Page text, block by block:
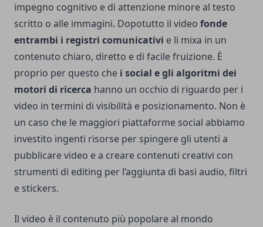
impegno cognitivo e di attenzione minore al testo
scritto o alle immagini. Dopotutto il video fonde
entrambi i registri comunicativi e li mixa in un
contenuto chiaro, diretto e di facile fruizione. È
proprio per questo che i social e gli algoritmi dei
motori di ricerca hanno un occhio di riguardo per i
video in termini di visibilità e posizionamento. Non è
un caso che le maggiori piattaforme social abbiamo
investito ingenti risorse per spingere gli utenti a
pubblicare video e a creare contenuti creativi con
strumenti di editing per l’aggiunta di basi audio, filtri
e stickers.
Il video è il contenuto più popolare al mondo